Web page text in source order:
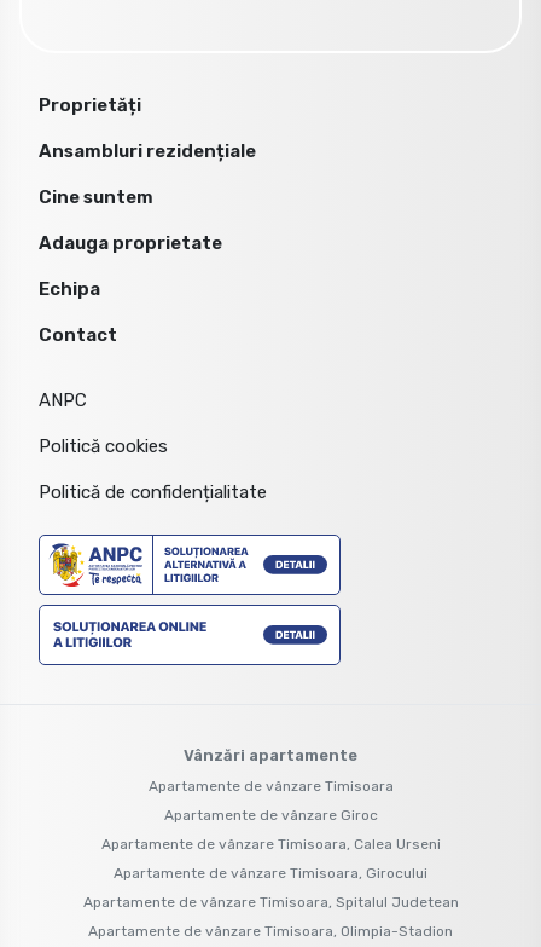
Proprietăți
Ansambluri rezidențiale
Cine suntem
Adauga proprietate
Echipa
Contact
ANPC
Politică cookies
Politică de confidențialitate
Vânzări apartamente
Apartamente de vânzare Timisoara
Apartamente de vânzare Giroc
Apartamente de vânzare Timisoara, Calea Urseni
Apartamente de vânzare Timisoara, Girocului
Apartamente de vânzare Timisoara, Spitalul Judetean
Apartamente de vânzare Timisoara, Olimpia-Stadion